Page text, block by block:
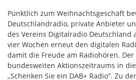
Pünktlich zum Weihnachtsgeschäft
Deutschlandradio, private Anbieter
des Vereins Digitalradio Deutschland
vier Wochen erneut den digitalen
damit die Freude am Radiohören.
bundesweiten Aktionszeitraums in
„Schenken Sie ein DAB+ Radio“. Zu